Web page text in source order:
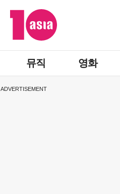
뮤직 영화
ADVERTISEMENT